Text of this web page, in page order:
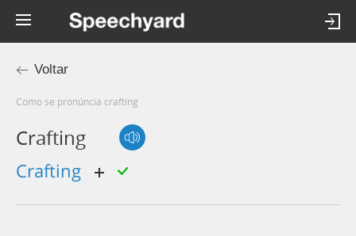
Voltar
Como se pronúncia crafting
Crafting
crafting